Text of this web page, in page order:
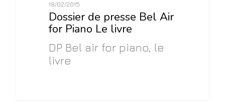
19/02/2015
Dossier de presse Bel Air
for Piano Le livre
DP Bel air for piano, le
livre